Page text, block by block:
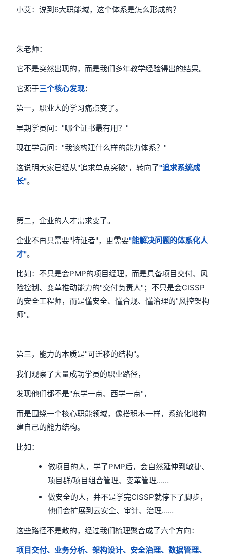
小艾：说到6大职能域，这个体系是怎么形成的？
朱老师：
它不是突然出现的，而是我们多年教学经验得出的结果。
它源于三个核心发现：
第一，职业人的学习痛点变了。
早期学员问："哪个证书最有用？"
现在学员问："我该构建什么样的能力体系？"
这说明大家已经从"追求单点突破"，转向了"追求系统成
长"。
第二，企业的人才需求变了。
企业不再只需要"持证者"，更需要"能解决问题的体系化人
才"。
比如：不只是会PMP的项目经理，而是具备项目交付、风
险控制、变革推动能力的"交付负责人"；不只是会CISSP
的安全工程师，而是懂安全、懂合规、懂治理的"风控架构
师"。
第三，能力的本质是"可迁移的结构"。
我们观察了大量成功学员的职业路径，
发现他们都不是"东学一点、西学一点"，
而是围绕一个核心职能领域，像搭积木一样，系统化地构
建自己的能力结构。
比如：
做项目的人，学了PMP后，会自然延伸到敏捷、
项目群/项目组合管理、变革管理……
做安全的人，并不是学完CISSP就停下了脚步，
他们会扩展到云安全、审计、治理……
这些路径不是散的，经过我们梳理聚合成了六个方向：
项目交付、业务分析、架构设计、安全治理、数据管理、